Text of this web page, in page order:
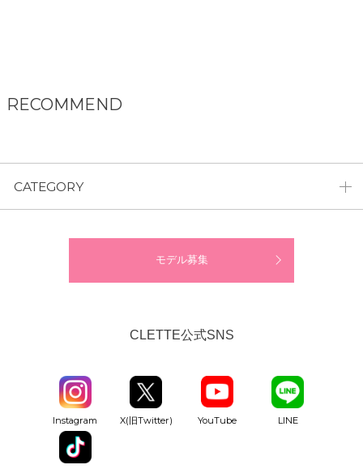
RECOMMEND
CATEGORY
モデル募集
CLETTE公式SNS
Instagram X(旧Twitter) YouTube LINE